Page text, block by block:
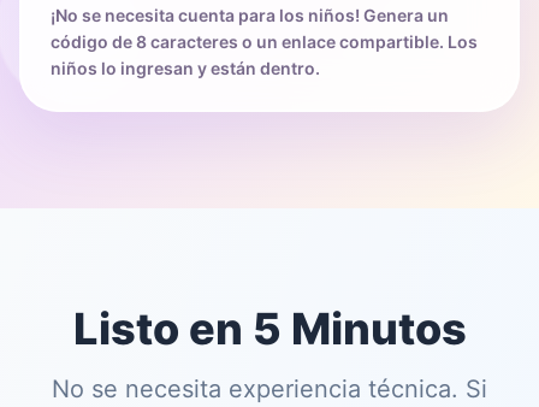
¡No se necesita cuenta para los niños! Genera un
código de 8 caracteres o un enlace compartible. Los
niños lo ingresan y están dentro.
Listo en 5 Minutos
No se necesita experiencia técnica. Si